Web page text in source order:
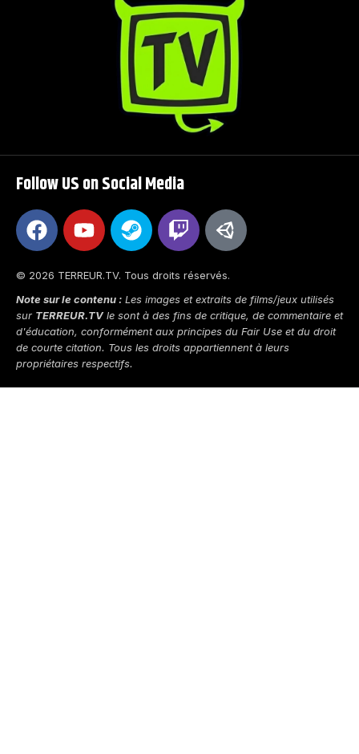
Follow US on Social Media
© 2026 TERREUR.TV. Tous droits réservés.
Note sur le contenu : Les images et extraits de films/jeux utilisés
sur TERREUR.TVle sont à des fins de critique, de commentaire et
d'éducation, conformément aux principes du Fair Use et du droit
de courte citation. Tous les droits appartiennent à leurs
propriétaires respectifs.